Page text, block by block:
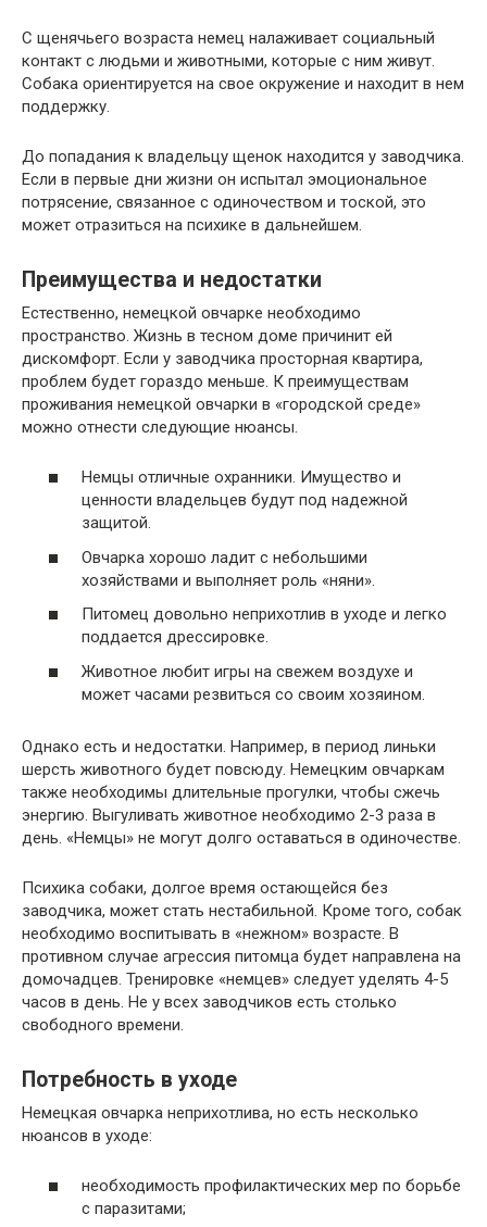
С щенячьего возраста немец налаживает социальный
контакт с людьми и животными, которые с ним живут.
Собака ориентируется на свое окружение и находит в нем
поддержку.
До попадания к владельцу щенок находится у заводчика.
Если в первые дни жизни он испытал эмоциональное
потрясение, связанное с одиночеством и тоской, это
может отразиться на психике в дальнейшем.
Преимущества и недостатки
Естественно, немецкой овчарке необходимо
пространство. Жизнь в тесном доме причинит ей
дискомфорт. Если у заводчика просторная квартира,
проблем будет гораздо меньше. К преимуществам
проживания немецкой овчарки в «городской среде»
можно отнести следующие нюансы.
Немцы отличные охранники. Имущество и
ценности владельцев будут под надежной
защитой.
Овчарка хорошо ладит с небольшими
хозяйствами и выполняет роль «няни».
Питомец довольно неприхотлив в уходе и легко
поддается дрессировке.
Животное любит игры на свежем воздухе и
может часами резвиться со своим хозяином.
Однако есть и недостатки. Например, в период линьки
шерсть животного будет повсюду. Немецким овчаркам
также необходимы длительные прогулки, чтобы сжечь
энергию. Выгуливать животное необходимо 2-3 раза в
день. «Немцы» не могут долго оставаться в одиночестве.
Психика собаки, долгое время остающейся без
заводчика, может стать нестабильной. Кроме того, собак
необходимо воспитывать в «нежном» возрасте. В
противном случае агрессия питомца будет направлена ​​на
домочадцев. Тренировке «немцев» следует уделять 4-5
часов в день. Не у всех заводчиков есть столько
свободного времени.
Потребность в уходе
Немецкая овчарка неприхотлива, но есть несколько
нюансов в уходе:
необходимость профилактических мер по борьбе
с паразитами;